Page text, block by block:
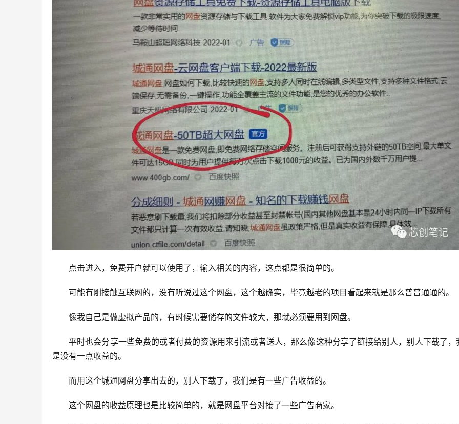
点击进入，免费开户就可以使用了，输入相关的内容，这点都是很简单的。
可能有刚接触互联网的，没有听说过这个网盘，这个越确实，毕竟越老的项目看起来就是那么普普通通的。
像我自己是做虚拟产品的，有时候需要储存的文件较大，那就必须要用到网盘。
平时也会分享一些免费的或者付费的资源用来引流或者送人，那么像这种分享了链接给别人，别人下载了，
是没有一点收益的。
而用这个城通网盘分享出去的，别人下载了，我们是有一些广告收益的。
这个网盘的收益原理也是比较简单的，就是网盘平台对接了一些广告商家。